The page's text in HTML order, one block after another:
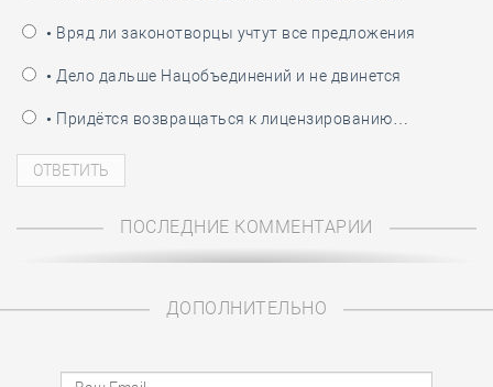
• Вряд ли законотворцы учтут все предложения
• Дело дальше Нацобъединений и не двинется
• Придётся возвращаться к лицензированию…
ПОСЛЕДНИЕ КОММЕНТАРИИ
ДОПОЛНИТЕЛЬНО